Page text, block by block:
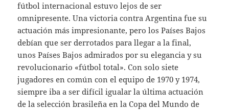
fútbol internacional estuvo lejos de ser
omnipresente. Una victoria contra Argentina fue su
actuación más impresionante, pero los Países Bajos
debían que ser derrotados para llegar a la final,
unos Países Bajos admirados por su elegancia y su
revolucionario «fútbol total». Con solo siete
jugadores en común con el equipo de 1970 y 1974,
siempre iba a ser difícil igualar la última actuación
de la selección brasileña en la Copa del Mundo de